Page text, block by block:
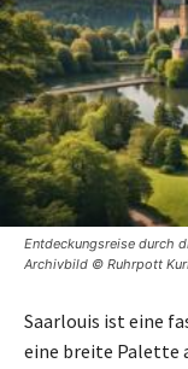
Entdeckungsreise durch
Archivbild © Ruhrpott
Saarlouis ist eine
eine breite Palette